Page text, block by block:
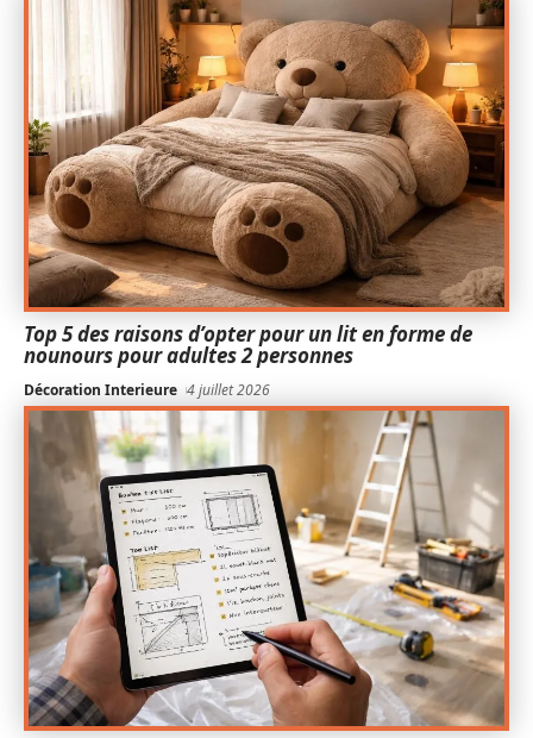
Top 5 des raisons d’opter pour un lit en forme de
nounours pour adultes 2 personnes
Décoration Interieure 4 juillet 2026